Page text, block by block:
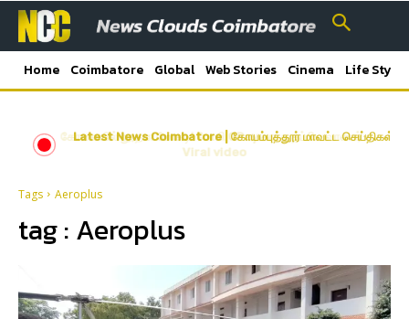
Home Coimbatore Global Web Stories Cinema Life Style
கோவையில் நூதன மோசடி! போலி GPay காட்டி தப்பிய வாலிபர்-
Viral video
Latest News Coimbatore | கோயம்புத்தூர் மாவட்ட செய்திகள்
Tags Aeroplus
tag : Aeroplus